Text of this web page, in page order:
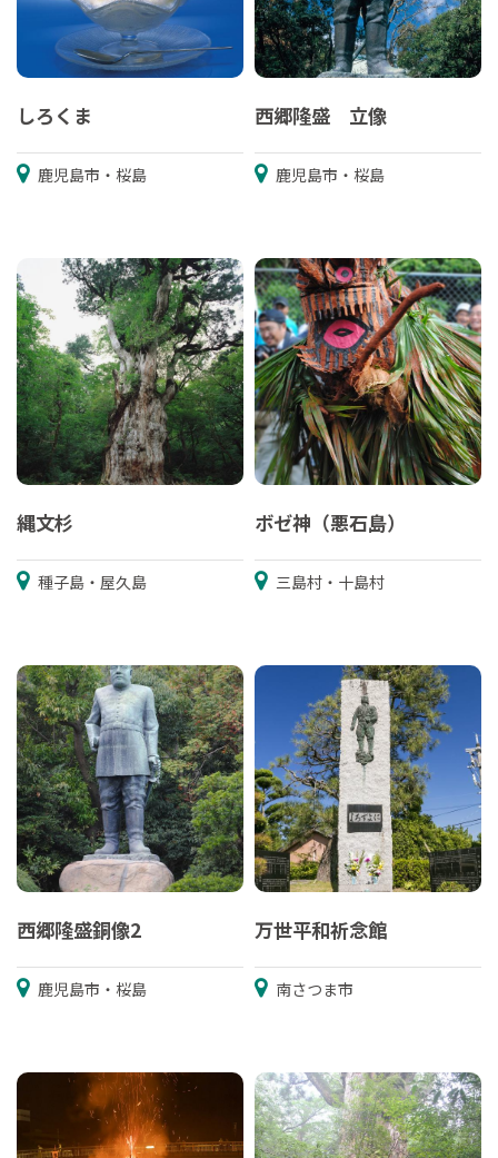
しろくま
鹿児島市・桜島
西郷隆盛 立像
鹿児島市・桜島
縄文杉
種子島・屋久島
ボゼ神（悪石島）
三島村・十島村
西郷隆盛銅像2
鹿児島市・桜島
万世平和祈念館
南さつま市